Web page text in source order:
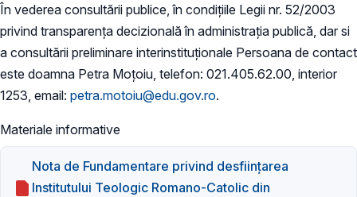
În vederea consultării publice, în condițiile Legii nr. 52/2003
privind transparența decizională în administrația publică, dar si
a consultării preliminare interinstituționale Persoana de contact
este doamna Petra Moțoiu, telefon: 021.405.62.00, interior
1253, email: petra.motoiu@edu.gov.ro.
Materiale informative
Nota de Fundamentare privind desființarea
Institutului Teologic Romano-Catolic din